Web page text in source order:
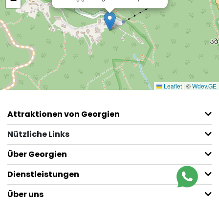
Leaflet | ©Wdev.GE
Attraktionen von Georgien
Nützliche Links
Über Georgien
Dienstleistungen
Über uns